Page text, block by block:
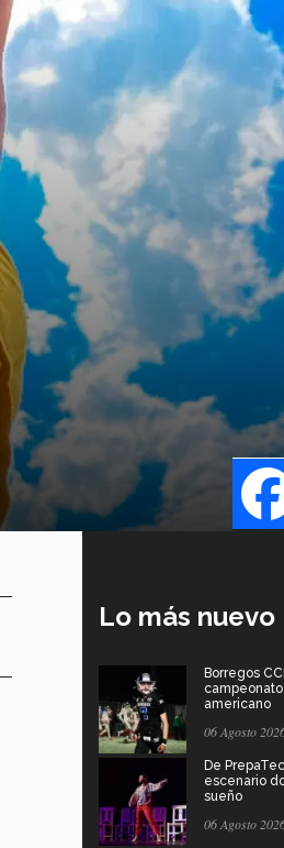
Lo más nuevo
Borregos
americano
06 Agosto
De
escenario
sueño
06 Agosto